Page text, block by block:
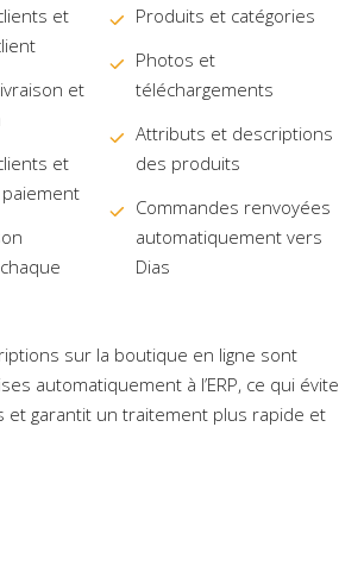
et
et
et
Produits et catégories
Photos et
téléchargements
Attributs et descriptions
des produits
Commandes renvoyées
automatiquement vers
Dias
sur la boutique en ligne sont
automatiquement à l’ERP, ce qui évite
et garantit un traitement plus rapide et